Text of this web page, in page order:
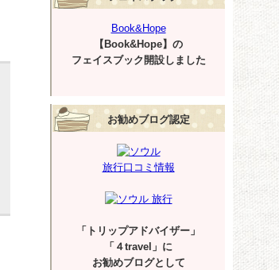
Book&Hope
【Book&Hope】の
フェイスブック開設しました
お勧めブログ認定
旅行口コミ情報
「トリップアドバイザー」
「４travel」に
お勧めブログとして